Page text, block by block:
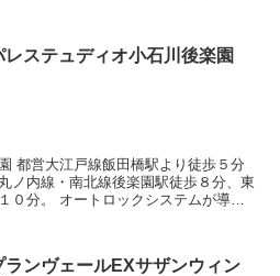
レステュディオ小石川後楽園
５分
ノ内線・南北線後楽園駅徒歩８分、東
ステムが導入
ランヴェールEXサザンウィン